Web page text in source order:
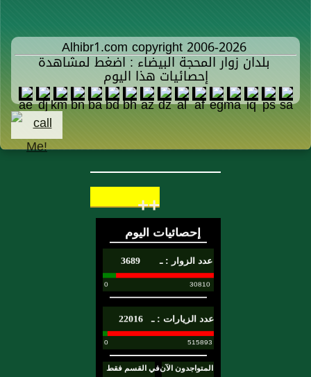
Alhibr1.com copyright 2006-2026
بلدان زوار المحجة البيضاء : اضغط لمشاهدة
إحصائيات هذا اليوم
++